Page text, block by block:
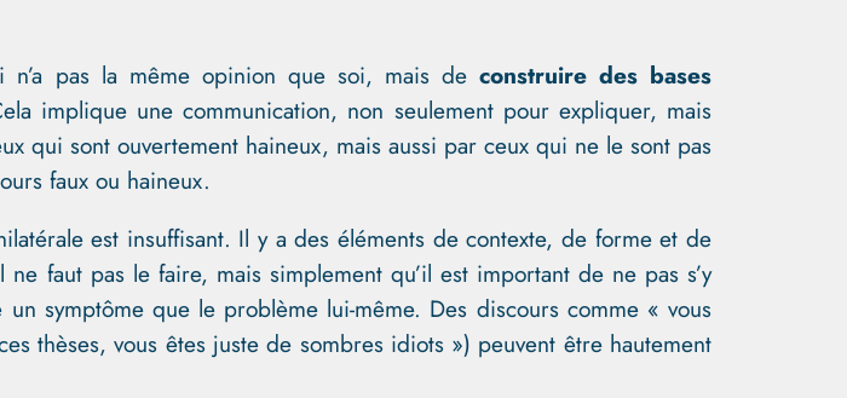
n’a pas la même opinion que soi, mais de construire des bases
implique une communication, non seulement pour expliquer, mais
qui sont ouvertement haineux, mais aussi par ceux qui ne le sont pas
faux ou haineux.
est insuffisant. Il y a des éléments de contexte, de forme et de
faut pas le faire, mais simplement qu’il est important de ne pas s’y
symptôme que le problème lui-même. Des discours comme « vous
thèses, vous êtes juste de sombres idiots ») peuvent être hautement